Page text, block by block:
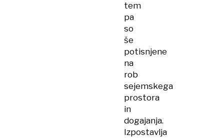
tem
pa
so
še
potisnjene
na
rob
sejemskega
prostora
in
dogajanja.
Izpostavlja